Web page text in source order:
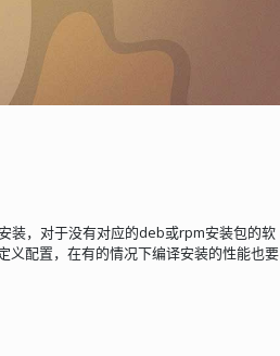
装，对于没有对应的deb或rpm安装包的软
义配置，在有的情况下编译安装的性能也要